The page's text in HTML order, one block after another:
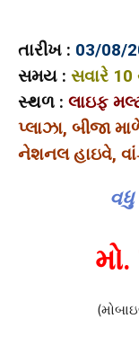
તારીખ : 03/08/
સમય : સવારે 10
સ્થળ : લાઇફ
પ્લાઝા, બીજા
નેશનલ હાઇવે,
વધુ